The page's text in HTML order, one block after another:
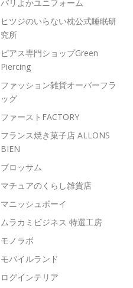
バリよかユニフォーム
ヒツジのいらない枕公式睡眠研
究所
ピアス専門ショップGreen
Piercing
ファッション雑貨オーバーフラ
ッグ
ファーストFACTORY
フランス焼き菓子店 ALLONS
BIEN
ブロッサム
マチュアのくらし雑貨店
マニッシュボーイ
ムラカミビジネス 特選工房
モノラボ
モバイルランド
ログインテリア